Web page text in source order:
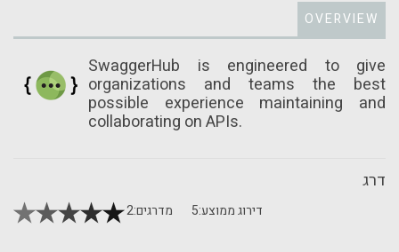
OVERVIEW
SwaggerHub is engineered to give
organizations and teams the best
possible experience maintaining and
collaborating on APIs.
דרג
דירוג ממוצע:5 מדרגים:2